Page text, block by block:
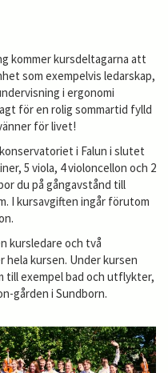
kommer kursdeltagarna att
som exempelvis ledarskap,
i ergonomi
för en rolig sommartid fylld
för livet!
i Falun i slutet
5 viola, 4 violoncellon och 2
du på gångavstånd till
I kursavgiften ingår förutom
kursledare och två
hela kursen. Under kursen
till exempel bad och utflykter,
gården i Sundborn.